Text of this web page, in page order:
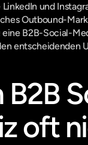
und
Outbound-
B2B-Social-
entscheidenden
oft